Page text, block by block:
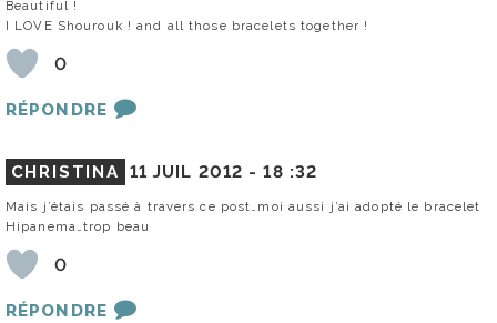
Beautiful !
I LOVE Shourouk ! and all those bracelets together !
0
RÉPONDRE
CHRISTINA 11 JUIL 2012 -18 :32
Mais j’étais passé à travers ce post…moi aussi j’ai adopté le bracelet
Hipanema…trop beau
0
RÉPONDRE